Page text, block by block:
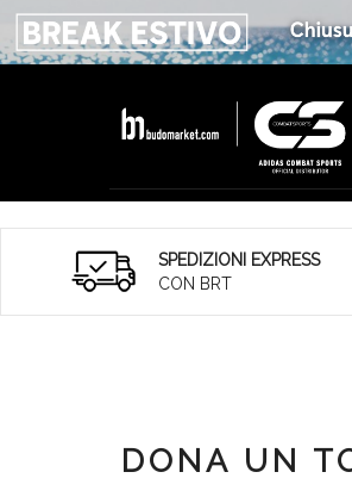
SPEDIZIONI EXPRESS
CON BRT
DONA UN